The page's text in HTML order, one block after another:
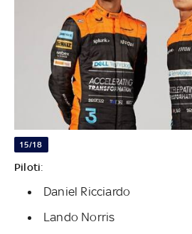
15/18
Piloti:
Daniel Ricciardo
Lando Norris